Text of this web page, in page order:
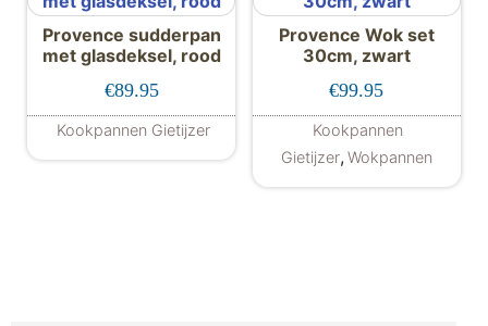
Provence sudderpan
met glasdeksel, rood
€89.95
Kookpannen Gietijzer
Provence Wok set
30cm, zwart
€99.95
Kookpannen
Gietijzer, Wokpannen